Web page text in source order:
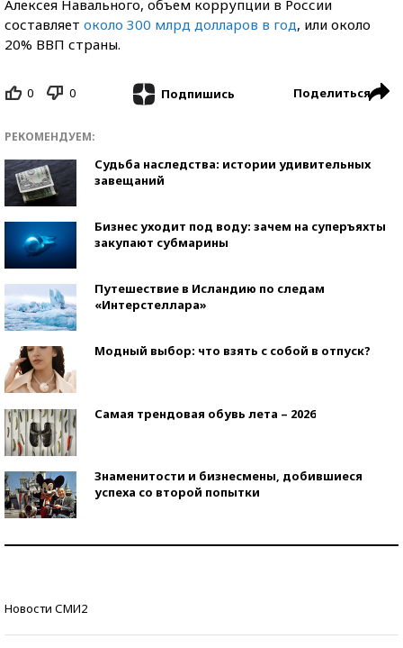
Алексея Навального, объем коррупции в России
составляет около 300 млрд долларов в год, или около
20% ВВП страны.
0 0 Подпишись Поделиться
РЕКОМЕНДУЕМ:
Судьба наследства: истории удивительных
завещаний
Бизнес уходит под воду: зачем на суперъяхты
закупают субмарины
Путешествие в Исландию по следам
«Интерстеллара»
Модный выбор: что взять с собой в отпуск?
Самая трендовая обувь лета – 2026
Знаменитости и бизнесмены, добившиеся
успеха со второй попытки
Новости СМИ2